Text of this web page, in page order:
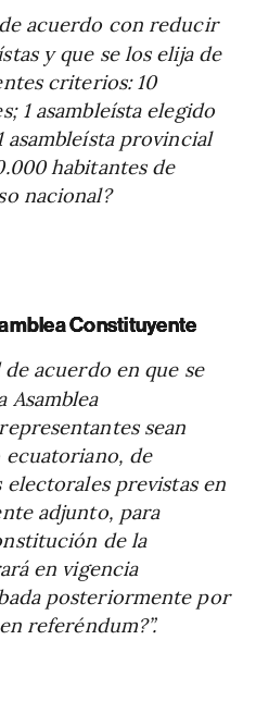
acuerdo con reducir
y que se los elija de
criterios: 10
1 asambleísta elegido
provincial
habitantes de
nacional?
Constituyente
de acuerdo en que se
Asamblea
sean
de
previstas en
adjunto, para
de la
en vigencia
posteriormente por
referéndum?”.